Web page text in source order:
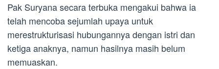
Pak Suryana secara terbuka mengakui bahwa ia
telah mencoba sejumlah upaya untuk
merestrukturisasi hubungannya dengan istri dan
ketiga anaknya, namun hasilnya masih belum
memuaskan.